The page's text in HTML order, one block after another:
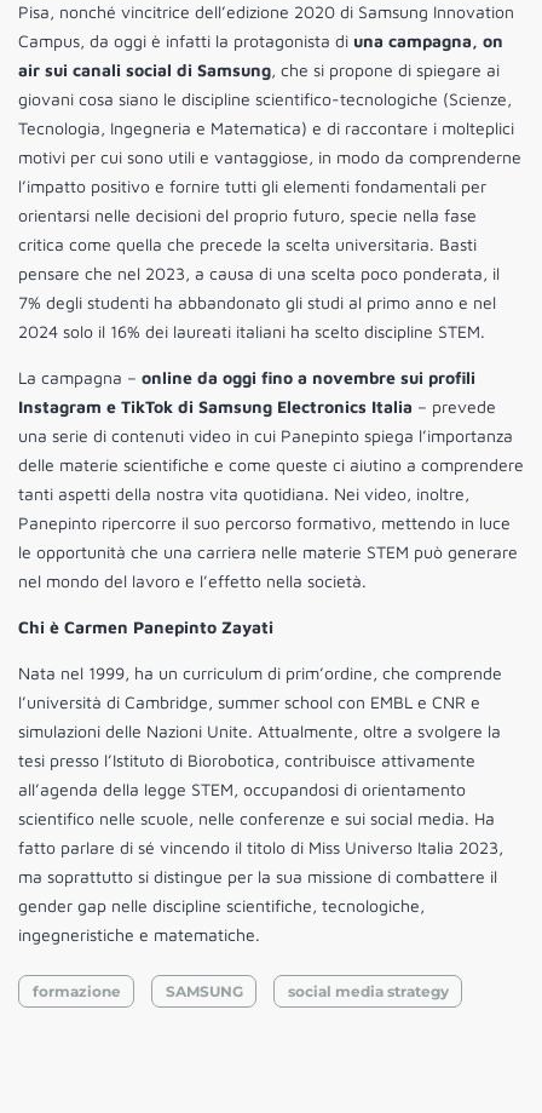
Pisa, nonché vincitrice dell’edizione 2020 di Samsung Innovation
Campus, da oggi è infatti la protagonista di una campagna, on
air sui canali social di Samsung, che si propone di spiegare ai
giovani cosa siano le discipline scientifico-tecnologiche (Scienze,
Tecnologia, Ingegneria e Matematica) e di raccontare i molteplici
motivi per cui sono utili e vantaggiose, in modo da comprenderne
l’impatto positivo e fornire tutti gli elementi fondamentali per
orientarsi nelle decisioni del proprio futuro, specie nella fase
critica come quella che precede la scelta universitaria. Basti
pensare che nel 2023, a causa di una scelta poco ponderata, il
7% degli studenti ha abbandonato gli studi al primo anno e nel
2024 solo il 16% dei laureati italiani ha scelto discipline STEM.
La campagna – online da oggi fino a novembre sui profili
Instagram e TikTok di Samsung Electronics Italia – prevede
una serie di contenuti video in cui Panepinto spiega l’importanza
delle materie scientifiche e come queste ci aiutino a comprendere
tanti aspetti della nostra vita quotidiana. Nei video, inoltre,
Panepinto ripercorre il suo percorso formativo, mettendo in luce
le opportunità che una carriera nelle materie STEM può generare
nel mondo del lavoro e l’effetto nella società.
Chi è Carmen Panepinto Zayati
Nata nel 1999, ha un curriculum di prim’ordine, che comprende
l’università di Cambridge, summer school con EMBL e CNR e
simulazioni delle Nazioni Unite. Attualmente, oltre a svolgere la
tesi presso l’Istituto di Biorobotica, contribuisce attivamente
all’agenda della legge STEM, occupandosi di orientamento
scientifico nelle scuole, nelle conferenze e sui social media. Ha
fatto parlare di sé vincendo il titolo di Miss Universo Italia 2023,
ma soprattutto si distingue per la sua missione di combattere il
gender gap nelle discipline scientifiche, tecnologiche,
ingegneristiche e matematiche.
formazione SAMSUNG social media strategy